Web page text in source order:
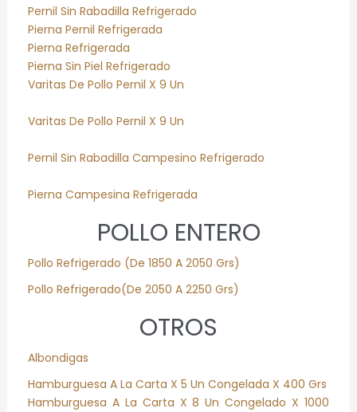
Pernil Sin Rabadilla Refrigerado
Pierna Pernil Refrigerada
Pierna Refrigerada
Pierna Sin Piel Refrigerado
Varitas De Pollo Pernil X 9 Un
Varitas De Pollo Pernil X 9 Un
Pernil Sin Rabadilla Campesino Refrigerado
Pierna Campesina Refrigerada
POLLO ENTERO
Pollo Refrigerado (De 1850 A 2050 Grs)
Pollo Refrigerado(De 2050 A 2250 Grs)
OTROS
Albondigas
Hamburguesa A La Carta X 5 Un Congelada X 400 Grs
Hamburguesa A La Carta X 8 Un Congelado X 1000